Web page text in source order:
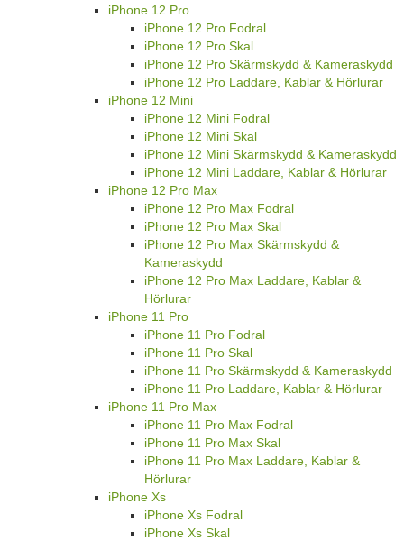
iPhone 12 Pro
iPhone 12 Pro Fodral
iPhone 12 Pro Skal
iPhone 12 Pro Skärmskydd & Kameraskydd
iPhone 12 Pro Laddare, Kablar & Hörlurar
iPhone 12 Mini
iPhone 12 Mini Fodral
iPhone 12 Mini Skal
iPhone 12 Mini Skärmskydd & Kameraskydd
iPhone 12 Mini Laddare, Kablar & Hörlurar
iPhone 12 Pro Max
iPhone 12 Pro Max Fodral
iPhone 12 Pro Max Skal
iPhone 12 Pro Max Skärmskydd &
Kameraskydd
iPhone 12 Pro Max Laddare, Kablar &
Hörlurar
iPhone 11 Pro
iPhone 11 Pro Fodral
iPhone 11 Pro Skal
iPhone 11 Pro Skärmskydd & Kameraskydd
iPhone 11 Pro Laddare, Kablar & Hörlurar
iPhone 11 Pro Max
iPhone 11 Pro Max Fodral
iPhone 11 Pro Max Skal
iPhone 11 Pro Max Laddare, Kablar &
Hörlurar
iPhone Xs
iPhone Xs Fodral
iPhone Xs Skal